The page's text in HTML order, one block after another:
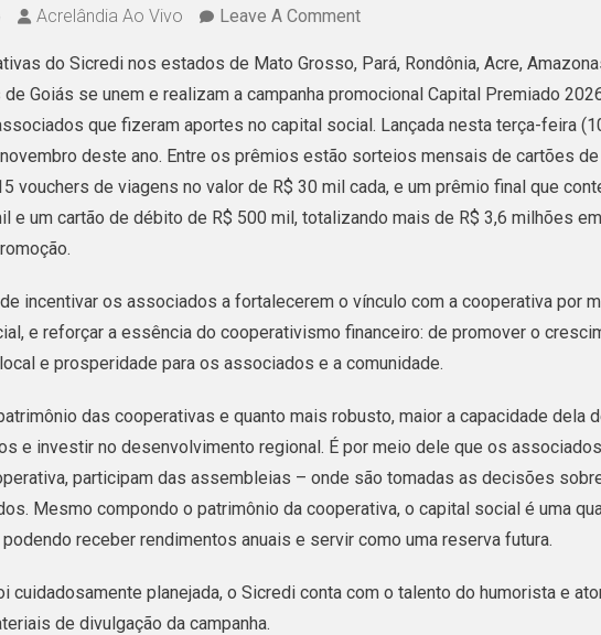
Acrelândia Ao Vivo Leave A CommentOn
Social
Premiado
Sicredi
Realiza
Campanha
Inédita
Sorteará
3,640
Em
Prêmios
Entre
Os
Associados
do Sicredi nos estados de Mato Grosso, Pará, Rondônia, Acre,
Goiás se unem e realizam a campanha promocional Capital Premiado
que fizeram aportes no capital social. Lançada nesta terça-feira
deste ano. Entre os prêmios estão sorteios mensais de cartões
vouchers de viagens no valor de R$ 30 mil cada, e um prêmio final que
e um cartão de débito de R$ 500 mil, totalizando mais de R$ 3,6 milhões
incentivar os associados a fortalecerem o vínculo com a cooperativa por
e reforçar a essência do cooperativismo financeiro: de promover o
e prosperidade para os associados e a comunidade.
das cooperativas e quanto mais robusto, maior a capacidade dela
e investir no desenvolvimento regional. É por meio dele que os
participam das assembleias – onde são tomadas as decisões
Mesmo compondo o patrimônio da cooperativa, o capital social é uma
receber rendimentos anuais e servir como uma reserva futura.
cuidadosamente planejada, o Sicredi conta com o talento do humorista e
de divulgação da campanha.